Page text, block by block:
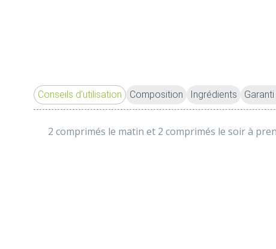
Conseils d'utilisation Composition Ingrédients
2 comprimés le matin et 2 comprimés le soir à